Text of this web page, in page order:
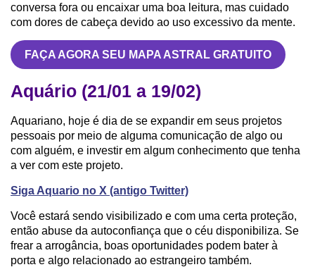
conversa fora ou encaixar uma boa leitura, mas cuidado
com dores de cabeça devido ao uso excessivo da mente.
FAÇA AGORA SEU MAPA ASTRAL GRATUITO
Aquário (21/01 a 19/02)
Aquariano, hoje é dia de se expandir em seus projetos
pessoais por meio de alguma comunicação de algo ou
com alguém, e investir em algum conhecimento que tenha
a ver com este projeto.
Siga Aquario no X (antigo Twitter)
Você estará sendo visibilizado e com uma certa proteção,
então abuse da autoconfiança que o céu disponibiliza. Se
frear a arrogância, boas oportunidades podem bater à
porta e algo relacionado ao estrangeiro também.